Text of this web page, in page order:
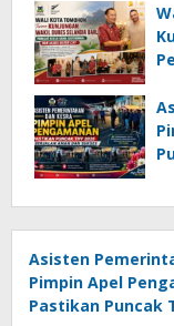
Asisten
Pimpin Apel
Pastikan Puncak